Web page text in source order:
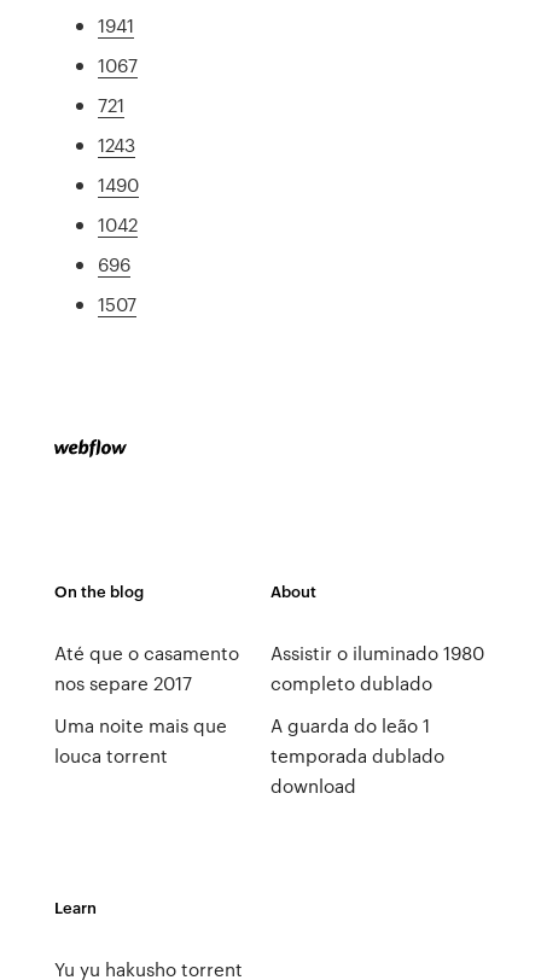
1941
1067
721
1243
1490
1042
696
1507
On the blog
Até que o casamento
nos separe 2017
Uma noite mais que
louca torrent
About
Assistir o iluminado 1980
completo dublado
A guarda do leão 1
temporada dublado
download
Learn
Yu yu hakusho torrent